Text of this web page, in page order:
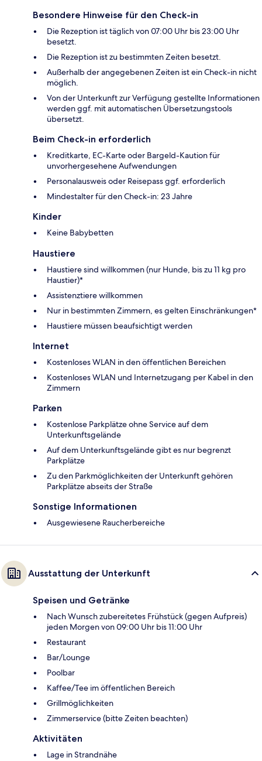
Besondere Hinweise für den Check-in
Die Rezeption ist täglich von 07:00 Uhr bis 23:00 Uhr
besetzt.
Die Rezeption ist zu bestimmten Zeiten besetzt.
Außerhalb der angegebenen Zeiten ist ein Check-in nicht
möglich.
Von der Unterkunft zur Verfügung gestellte Informationen
werden ggf. mit automatischen Übersetzungstools
übersetzt.
Beim Check-in erforderlich
Kreditkarte, EC-Karte oder Bargeld-Kaution für
unvorhergesehene Aufwendungen
Personalausweis oder Reisepass ggf. erforderlich
Mindestalter für den Check-in: 23 Jahre
Kinder
Keine Babybetten
Haustiere
Haustiere sind willkommen (nur Hunde, bis zu 11 kg pro
Haustier)*
Assistenztiere willkommen
Nur in bestimmten Zimmern, es gelten Einschränkungen*
Haustiere müssen beaufsichtigt werden
Internet
Kostenloses WLAN in den öffentlichen Bereichen
Kostenloses WLAN und Internetzugang per Kabel in den
Zimmern
Parken
Kostenlose Parkplätze ohne Service auf dem
Unterkunftsgelände
Auf dem Unterkunftsgelände gibt es nur begrenzt
Parkplätze
Zu den Parkmöglichkeiten der Unterkunft gehören
Parkplätze abseits der Straße
Sonstige Informationen
Ausgewiesene Raucherbereiche
Ausstattung der Unterkunft
Speisen und Getränke
Nach Wunsch zubereitetes Frühstück (gegen Aufpreis)
jeden Morgen von 09:00 Uhr bis 11:00 Uhr
Restaurant
Bar/Lounge
Poolbar
Kaffee/Tee im öffentlichen Bereich
Grillmöglichkeiten
Zimmerservice (bitte Zeiten beachten)
Aktivitäten
Lage in Strandnähe